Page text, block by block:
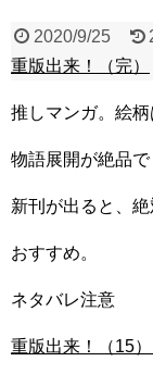
2020/9/25
重版出来！（完）
推しマンガ。絵
物語展開が絶品で
新刊が出ると、
おすすめ。
ネタバレ注意
重版出来！（15